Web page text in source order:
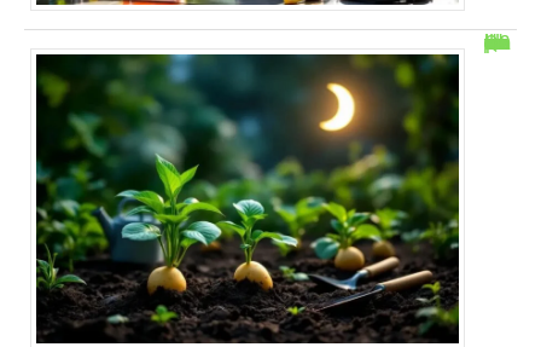
Quand planter les pommes de terre avec la lune ?